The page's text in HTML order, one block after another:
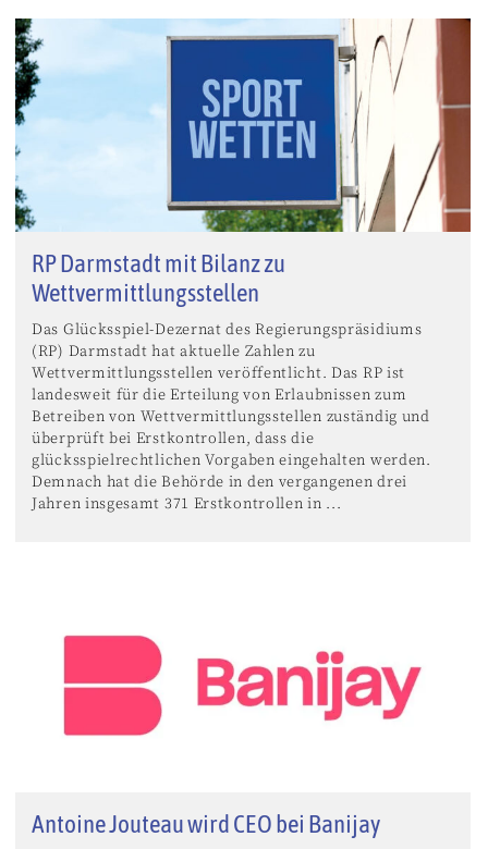
RP Darmstadt mit Bilanz zu
Wettvermittlungsstellen
Das Glücksspiel-Dezernat des Regierungspräsidiums
(RP) Darmstadt hat aktuelle Zahlen zu
Wettvermittlungsstellen veröffentlicht. Das RP ist
landesweit für die Erteilung von Erlaubnissen zum
Betreiben von Wettvermittlungsstellen zuständig und
überprüft bei Erstkontrollen, dass die
glücksspielrechtlichen Vorgaben eingehalten werden.
Demnach hat die Behörde in den vergangenen drei
Jahren insgesamt 371 Erstkontrollen in ...
Antoine Jouteau wird CEO bei Banijay